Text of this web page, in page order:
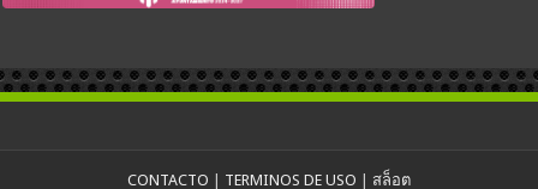
CONTACTO TERMINOS DE USO สล็อต